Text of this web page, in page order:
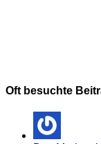
Oft besuchte